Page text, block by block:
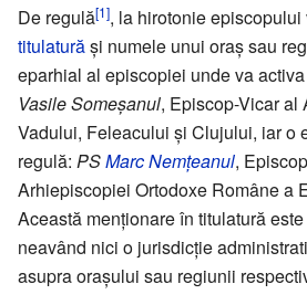
De regulă[1], la hirotonie
titulaturăși numele unui oraș sau
eparhial al episcopiei unde va
Vasile Someșanul, Episcop-Vicar al
Vadului, Feleacului și Clujului, iar o
regulă: PSMarc Nemțeanul,
Arhiepiscopiei Ortodoxe Române a
Această menționare în titulatură
neavând nici o jurisdicție
asupra orașului sau regiunii